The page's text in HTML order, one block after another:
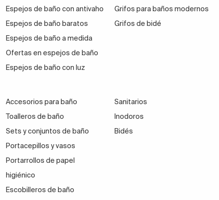
Espejos de baño con antivaho
Espejos de baño baratos
Espejos de baño a medida
Ofertas en espejos de baño
Espejos de baño con luz
Grifos para baños modernos
Grifos de bidé
Accesorios para baño
Toalleros de baño
Sets y conjuntos de baño
Portacepillos y vasos
Portarrollos de papel
higiénico
Escobilleros de baño
Sanitarios
Inodoros
Bidés